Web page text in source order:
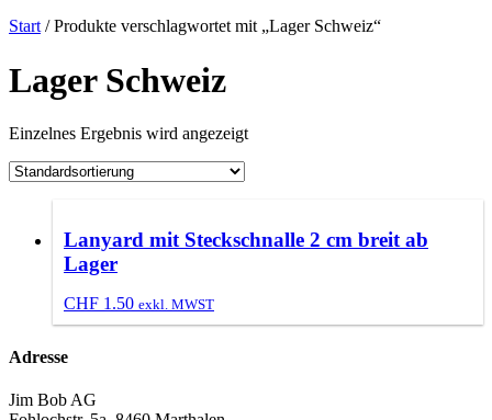
Start / Produkte verschlagwortet mit „Lager Schweiz“
Lager Schweiz
Einzelnes Ergebnis wird angezeigt
Lanyard mit Steckschnalle 2 cm breit ab
Lager
CHF 1.50 exkl. MWST
Adresse
Jim Bob AG